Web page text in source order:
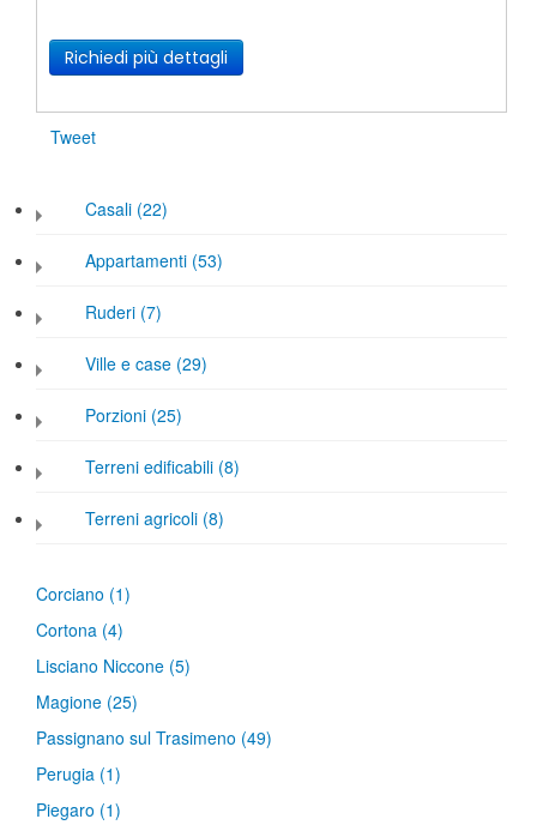
Richiedi più dettagli
Tweet
Casali (22)
Appartamenti (53)
Ruderi (7)
Ville e case (29)
Porzioni (25)
Terreni edificabili (8)
Terreni agricoli (8)
Corciano (1)
Cortona (4)
Lisciano Niccone (5)
Magione (25)
Passignano sul Trasimeno (49)
Perugia (1)
Piegaro (1)